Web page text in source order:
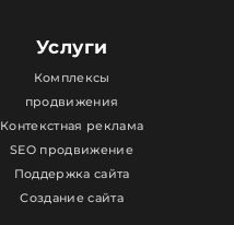
Услуги
Комплексы
продвижения
Контекстная реклама
SEO продвижение
Поддержка сайта
Создание сайта